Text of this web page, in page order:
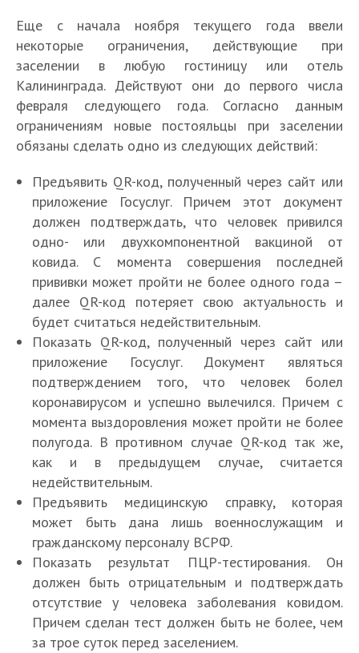
Еще с начала ноября текущего года ввели
некоторые ограничения, действующие при
заселении в любую гостиницу или отель
Калининграда. Действуют они до первого числа
февраля следующего года. Согласно данным
ограничениям новые постояльцы при заселении
обязаны сделать одно из следующих действий:
Предъявить QR-код, полученный через сайт или
приложение Госуслуг. Причем этот документ
должен подтверждать, что человек привился
одно- или двухкомпонентной вакциной от
ковида. С момента совершения последней
прививки может пройти не более одного года –
далее QR-код потеряет свою актуальность и
будет считаться недействительным.
Показать QR-код, полученный через сайт или
приложение Госуслуг. Документ являться
подтверждением того, что человек болел
коронавирусом и успешно вылечился. Причем с
момента выздоровления может пройти не более
полугода. В противном случае QR-код так же,
как и в предыдущем случае, считается
недействительным.
Предъявить медицинскую справку, которая
может быть дана лишь военнослужащим и
гражданскому персоналу ВСРФ.
Показать результат ПЦР-тестирования. Он
должен быть отрицательным и подтверждать
отсутствие у человека заболевания ковидом.
Причем сделан тест должен быть не более, чем
за трое суток перед заселением.